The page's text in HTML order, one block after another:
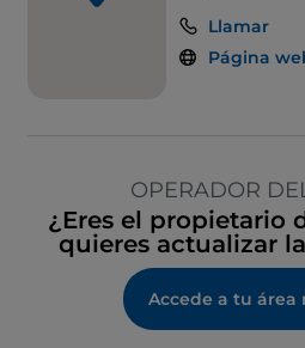
Llamar
Página
OPERADOR
¿Eres el propietario
quieres actualizar
Accede a tu área